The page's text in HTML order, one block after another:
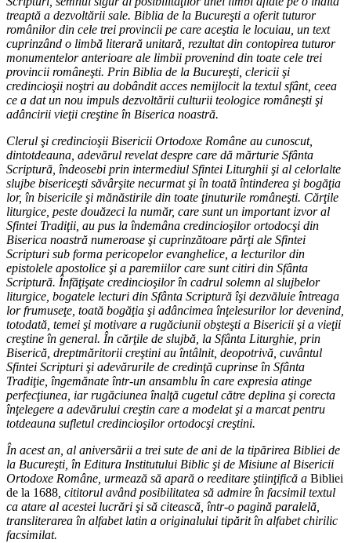
treaptă a dezvoltării sale. Biblia de la Bucureşti a oferit tuturor
românilor din cele trei provincii pe care aceştia le locuiau, un text
cuprinzând o limbă literară unitară, rezultat din contopirea tuturor
monumentelor anterioare ale limbii provenind din toate cele trei
provincii româneşti. Prin Biblia de la Bucureşti, clericii şi
credincioşii noştri au dobândit acces nemijlocit la textul sfânt, ceea
ce a dat un nou impuls dezvoltării culturii teologice româneşti şi
adâncirii vieţii creştine în Biserica noastră.
Clerul şi credincioşii Bisericii Ortodoxe Române au cunoscut,
dintotdeauna, adevărul revelat despre care dă mărturie Sfânta
Scriptură, îndeosebi prin intermediul Sfintei Liturghii şi al celorlalte
slujbe bisericeşti săvârşite necurmat şi în toată întinderea şi bogăţia
lor, în bisericile şi mănăstirile din toate ţinuturile româneşti. Cărţile
liturgice, peste douăzeci la număr, care sunt un important izvor al
Sfintei Tradiţii, au pus la îndemâna credincioşilor ortodocşi din
Biserica noastră numeroase şi cuprinzătoare părţi ale Sfintei
Scripturi sub forma pericopelor evanghelice, a lecturilor din
epistolele apostolice şi a paremiilor care sunt citiri din Sfânta
Scriptură. Înfăţişate credincioşilor în cadrul solemn al slujbelor
liturgice, bogatele lecturi din Sfânta Scriptură îşi dezvăluie întreaga
lor frumuseţe, toată bogăţia şi adâncimea înţelesurilor lor devenind,
totodată, temei şi motivare a rugăciunii obşteşti a Bisericii şi a vieţii
creştine în general. În cărţile de slujbă, la Sfânta Liturghie, prin
Biserică, dreptmăritorii creştini au întâlnit, deopotrivă, cuvântul
Sfintei Scripturi şi adevărurile de credinţă cuprinse în Sfânta
Tradiţie, îngemănate într-un ansamblu în care expresia atinge
perfecţiunea, iar rugăciunea înalţă cugetul către deplina şi corecta
înţelegere a adevărului creştin care a modelat şi a marcat pentru
totdeauna sufletul credincioşilor ortodocşi creştini.
În acest an, al aniversării a trei sute de ani de la tipărirea Bibliei de
la Bucureşti, în Editura Institutului Biblic şi de Misiune al Bisericii
Ortodoxe Române, urmează să apară o reeditare ştiinţifică a Bibliei
de la 1688 , cititorul având posibilitatea să admire în facsimil textul
ca atare al acestei lucrări şi să citească, într-o pagină paralelă,
transliterarea în alfabet latin a originalului tipărit în alfabet chirilic
facsimilat.